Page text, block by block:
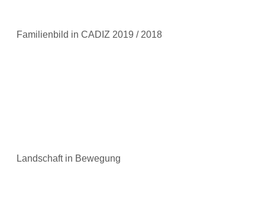
Familienbild in CADIZ 2019 / 2018
Landschaft in Bewegung